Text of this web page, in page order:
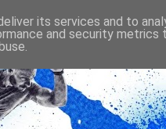
its services and to
and security